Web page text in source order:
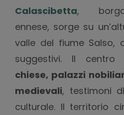
Calascibetta, borgo
ennese, sorge su
valle del fiume Salso,
suggestivi. Il centro
chiese, palazzi
medievali, testimoni
culturale. Il territorio